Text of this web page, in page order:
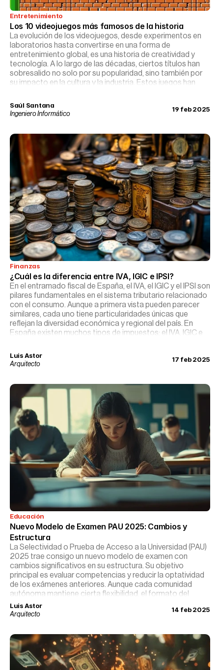
Entretenimiento
Los 10 videojuegos más famosos de la historia
La evolución de los videojuegos, desde experimentos en
laboratorios hasta convertirse en una forma de
entretenimiento global, es una historia de creatividad y
tecnología. A lo largo de las décadas, ciertos títulos han
sobresalido no solo por su popularidad, sino también por
su impacto en la cultura y la industria. Estos juegos han
convertirse en iconos culturales, influenciando a
generaciones y definiendo la evolución de los videojuegos.
Saúl Santana
Ingeniero Informático
19 feb 2025
Finanzas
¿Cuál es la diferencia entre IVA, IGIC e IPSI?
En el entramado fiscal de España, el IVA, el IGIC y el IPSI son
pilares fundamentales en el sistema tributario relacionado
con el consumo. Aunque a primera vista pueden parecer
similares, cada uno tiene particularidades únicas que
reflejan la diversidad económica y regional del país. En
España existen muchos tipos de impuestos; el IVA, IGIC e
bienes y servicios.
Luis Astor
Arquitecto
17 feb 2025
Educación
Nuevo Modelo de Examen PAU 2025: Cambios y
Estructura
La Selectividad o Prueba de Acceso a la Universidad (PAU)
2025 trae consigo un nuevo modelo de examen con
cambios significativos en su estructura. Su objetivo
principal es evaluar competencias y reducir la optatividad
de los exámenes anteriores. Aunque cada comunidad
autónoma mantiene cierta flexibilidad, el formato del
examen se estandariza para garantizar equidad y
objetividad.
Luis Astor
Arquitecto
14 feb 2025